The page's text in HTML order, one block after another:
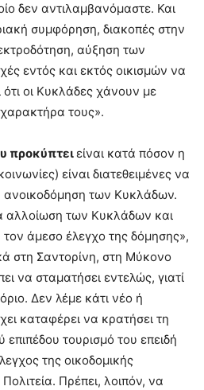
δεν αντιλαμβανόμαστε. Και
συμφόρηση, διακοπές στην
αύξηση των
εντός και εκτός οικισμών να
οι Κυκλάδες χάνουν με
τους».
προκύπτειείναι κατά πόσον η
είναι διατεθειμένες να
των Κυκλάδων.
αλλοίωση των Κυκλάδων και
άμεσο έλεγχο της δόμησης»,
στη Σαντορίνη, στη Μύκονο
να σταματήσει εντελώς, γιατί
Δεν λέμε κάτι νέο ή
καταφέρει να κρατήσει τη
τουρισμό του επειδή
της οικοδομικής
Πρέπει, λοιπόν, να